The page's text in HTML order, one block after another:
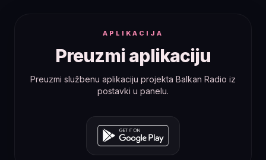
APLIKACIJA
Preuzmi aplikaciju
Preuzmi službenu aplikaciju projekta Balkan Radio iz
postavki u panelu.